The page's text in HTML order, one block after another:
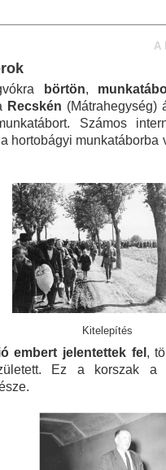
A
börtön,
Recskén (Mátrahegység)
Számos
hortobágyi munkatáborba
Kitelepítés
embert jelentettek fel ,
Ez a korszak a